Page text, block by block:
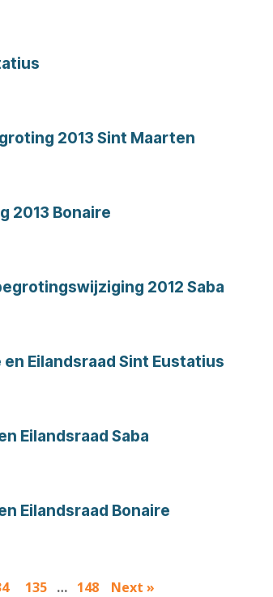
2013 Sint Maarten
2013 Bonaire
2012 Saba
Eilandsraad Sint Eustatius
Eilandsraad Saba
Eilandsraad Bonaire
135 … 148 Next »